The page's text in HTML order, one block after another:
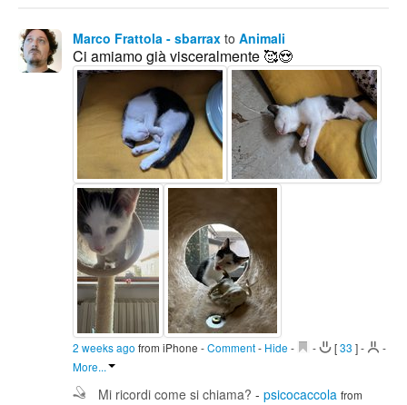
Marco Frattola - sbarrax to Animali
Ci amiamo già visceralmente 🥰😍
2 weeks ago from iPhone -Comment- Hide - - [33 ]-
-
More...
Mi ricordi come si chiama? - psicocaccola from